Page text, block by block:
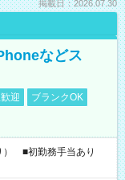
掲載日：2026.07.30
などス
迎
ブランクOK
） ■初勤務手当あり